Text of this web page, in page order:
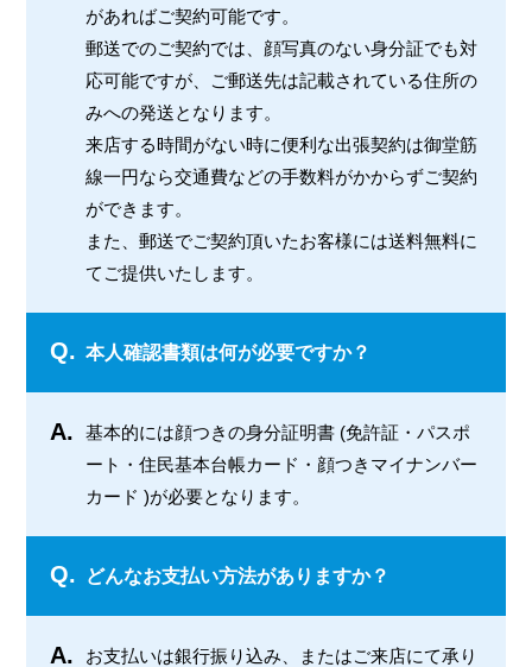
があればご契約可能です。
郵送でのご契約では、顔写真のない身分証でも対
応可能ですが、ご郵送先は記載されている住所の
みへの発送となります。
来店する時間がない時に便利な出張契約は御堂筋
線一円なら交通費などの手数料がかからずご契約
ができます。
また、郵送でご契約頂いたお客様には送料無料に
てご提供いたします。
Q. 本人確認書類は何が必要ですか？
A.
基本的には顔つきの身分証明書 (免許証・パスポ
ート・住民基本台帳カード・顔つきマイナンバー
カード )が必要となります。
Q. どんなお支払い方法がありますか？
A.
お支払いは銀行振り込み、またはご来店にて承り